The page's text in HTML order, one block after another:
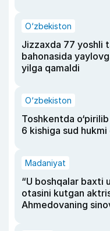
O‘zbekiston
Jizzaxda 77 yoshli
bahonasida
yilga qamaldi
O‘zbekiston
Toshkentda
6 kishiga sud hukmi
Madaniyat
“U boshqalar baxti
otasini kutgan
Ahmedovaning